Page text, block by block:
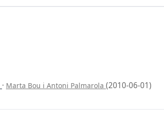
· Marta Bou i Antoni Palmarola (2010-06-01)